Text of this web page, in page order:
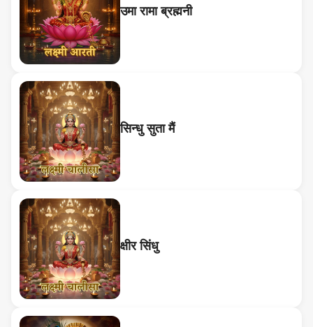
उमा रामा ब्रह्मनी
सिन्धु सुता मैं
क्षीर सिंधु